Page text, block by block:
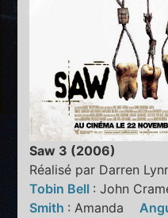
Saw 3 (2006)
Réalisé par Darren
Tobin Bell : John
Smith : Amanda